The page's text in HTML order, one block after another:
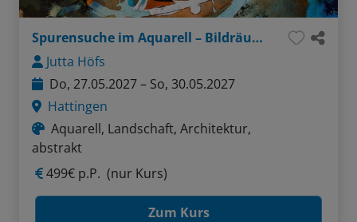
Spurensuche im Aquarell – Bildräume und Schichtungen
Jutta Höfs
Do, 27.05.2027 – So, 30.05.2027
Hattingen
Aquarell, Landschaft, Architektur,
abstrakt
499€ p.P. (nur Kurs)
Zum Kurs